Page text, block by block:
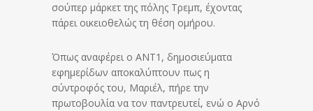
σούπερ μάρκετ της πόλης Τρεμπ, έχοντας
πάρει οικειοθελώς τη θέση ομήρου.
Όπως αναφέρει ο ΑΝΤ1, δημοσιεύματα
εφημερίδων αποκαλύπτουν πως η
σύντροφός του, Μαριέλ, πήρε την
πρωτοβουλία να τον παντρευτεί, ενώ ο Αρνό